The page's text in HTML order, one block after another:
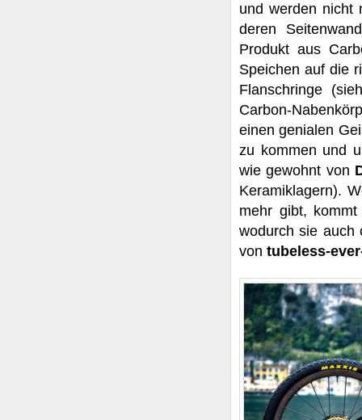
und werden nicht
deren
Produkt aus
Speichen auf die
Flanschringe
Carbon-
einen genialen
zu kommen und
wie gewohnt von
Keramiklagern).
mehr gibt,
wodurch sie auch
von tubeless-